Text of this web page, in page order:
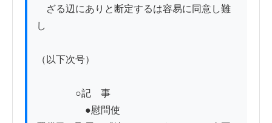
ざる辺にありと断定するは容易に同意し難
し
（以下次号）
○記　事
●慰問使